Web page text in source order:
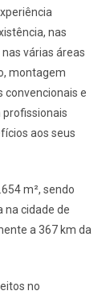
nas
várias áreas
montagem
convencionais e
profissionais
aos seus
m², sendo
na cidade de
a 367 km da
no